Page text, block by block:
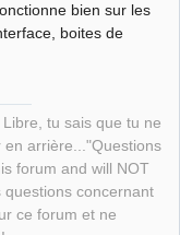
bien sur les
boites de
tu sais que tu ne
arrière..."Questions
forum and will NOT
questions concernant
ce forum et ne